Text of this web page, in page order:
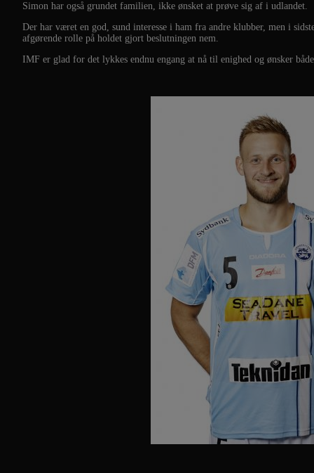
Simon har også grundet familien, ikke ønsket at prøve sig af i udlandet.
Der har været en god, sund interesse i ham fra andre klubber, men i
afgørende rolle på holdet gjort beslutningen nem.
IMF er glad for det lykkes endnu engang at nå til enighed og ønsker